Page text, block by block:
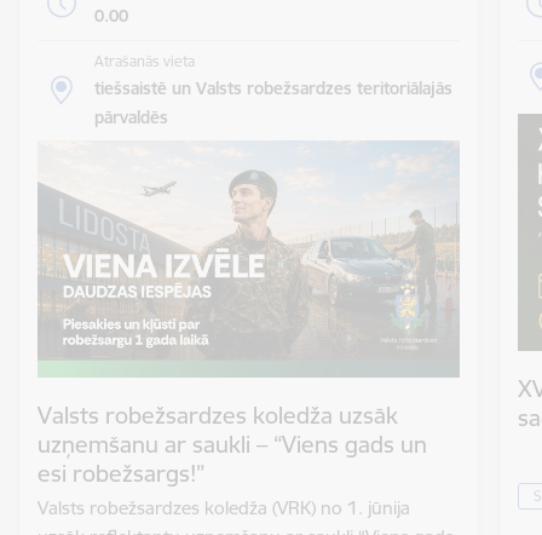
0.00
Atrašanās vieta
tiešsaistē un Valsts robežsardzes teritoriālajās
pārvaldēs
Valsts robežsardzes koledža uzsāk
uzņemšanu ar saukli – “Viens gads un
esi robežsargs!”
Valsts robežsardzes koledža (VRK) no 1. jūnija